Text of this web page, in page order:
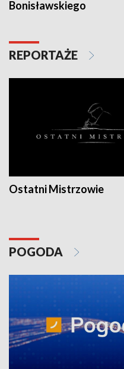
Bonisławskiego
REPORTAŻE
Ostatni Mistrzowie
POGODA